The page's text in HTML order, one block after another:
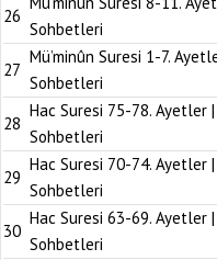
26
Sohbetleri
27
Mü’minûn Suresi 1-7.
Sohbetleri
28
Hac Suresi 75-78. Ayetler |
Sohbetleri
29
Hac Suresi 70-74. Ayetler |
Sohbetleri
30
Hac Suresi 63-69. Ayetler |
Sohbetleri